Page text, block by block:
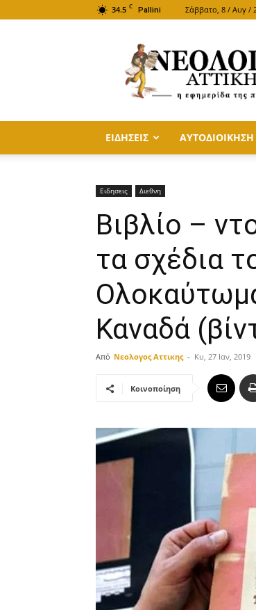
34.5 C Pallini Σάββατο, 8 / Αυγ /
ΑΤΤΙΚΗΣ
ΕΙΔΗΣΕΙΣ ΑΥΤΟΔΙΟΙΚΗΣΗ
Ειδησεις Διεθνη
Βιβλίο –
τα σχέδια
Καναδά
Από Νεολογος Αττικης - Κυ, 27 Ιαν, 2019
Κοινοποίηση